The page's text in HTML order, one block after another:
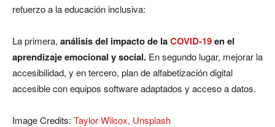
refuerzo a la educación inclusiva:
La primera, análisis del impacto de laCOVID-19en el
aprendizaje emocional y social. En segundo lugar, mejorar la
accesibilidad, y en tercero, plan de alfabetización digital
accesible con equipos software adaptados y acceso a datos.
Image Credits: Taylor Wilcox, Unsplash